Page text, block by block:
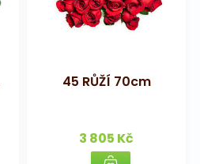
45 RŮŽÍ 70cm
3 805 Kč